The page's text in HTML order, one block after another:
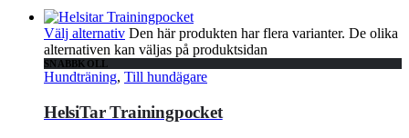
Välj alternativ Den här produkten har flera varianter. De olika
alternativen kan väljas på produktsidan
SNABBKOLL
Hundträning, Till hundägare
HelsiTar Trainingpocket